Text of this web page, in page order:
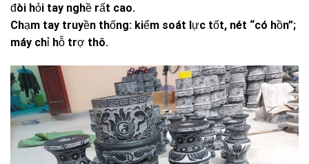
đòi hỏi tay nghề rất cao.
Chạm tay truyền thống: kiểm soát lực tốt, nét “có hồn”;
máy chỉ hỗ trợ thô.